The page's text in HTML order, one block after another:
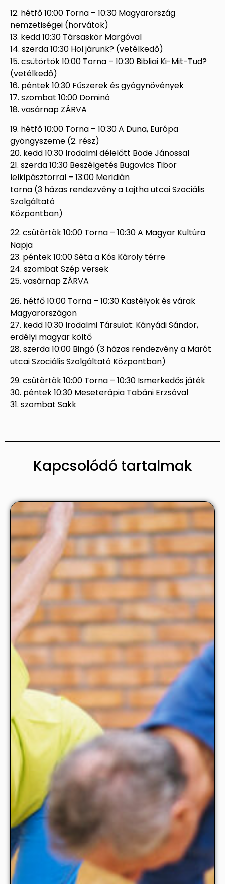
12. hétfő 10:00 Torna – 10:30 Magyarország
nemzetiségei (horvátok)
13. kedd 10:30 Társaskör Margóval
14. szerda 10:30 Hol járunk? (vetélkedő)
15. csütörtök 10:00 Torna – 10:30 Bibliai Ki-Mit-Tud?
(vetélkedő)
16. péntek 10:30 Fűszerek és gyógynövények
17. szombat 10:00 Dominó
18. vasárnap ZÁRVA
19. hétfő 10:00 Torna – 10:30 A Duna, Európa
gyöngyszeme (2. rész)
20. kedd 10:30 Irodalmi délelőtt Böde Jánossal
21. szerda 10:30 Beszélgetés Bugovics Tibor
lelkipásztorral – 13:00 Meridián
torna (3 házas rendezvény a Lajtha utcai Szociális
Szolgáltató
Központban)
22. csütörtök 10:00 Torna – 10:30 A Magyar Kultúra
Napja
23. péntek 10:00 Séta a Kós Károly térre
24. szombat Szép versek
25. vasárnap ZÁRVA
26. hétfő 10:00 Torna – 10:30 Kastélyok és várak
Magyarországon
27. kedd 10:30 Irodalmi Társulat: Kányádi Sándor,
erdélyi magyar költő
28. szerda 10:00 Bingó (3 házas rendezvény a Marót
utcai Szociális Szolgáltató Központban)
29. csütörtök 10:00 Torna – 10:30 Ismerkedős játék
30. péntek 10:30 Meseterápia Tabáni Erzsóval
31. szombat Sakk
Kapcsolódó tartalmak